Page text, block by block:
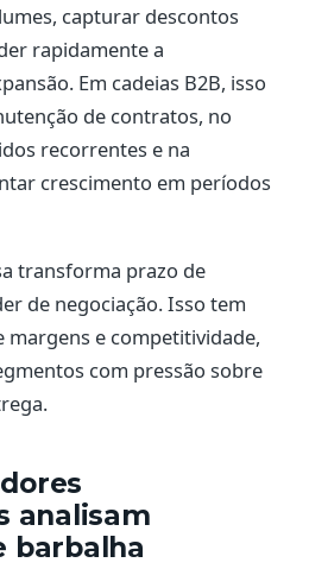
capturar descontos
rapidamente a
Em cadeias B2B, isso
de contratos, no
recorrentes e na
crescimento em períodos
transforma prazo de
de negociação. Isso tem
e competitividade,
com pressão sobre
analisam
barbalha